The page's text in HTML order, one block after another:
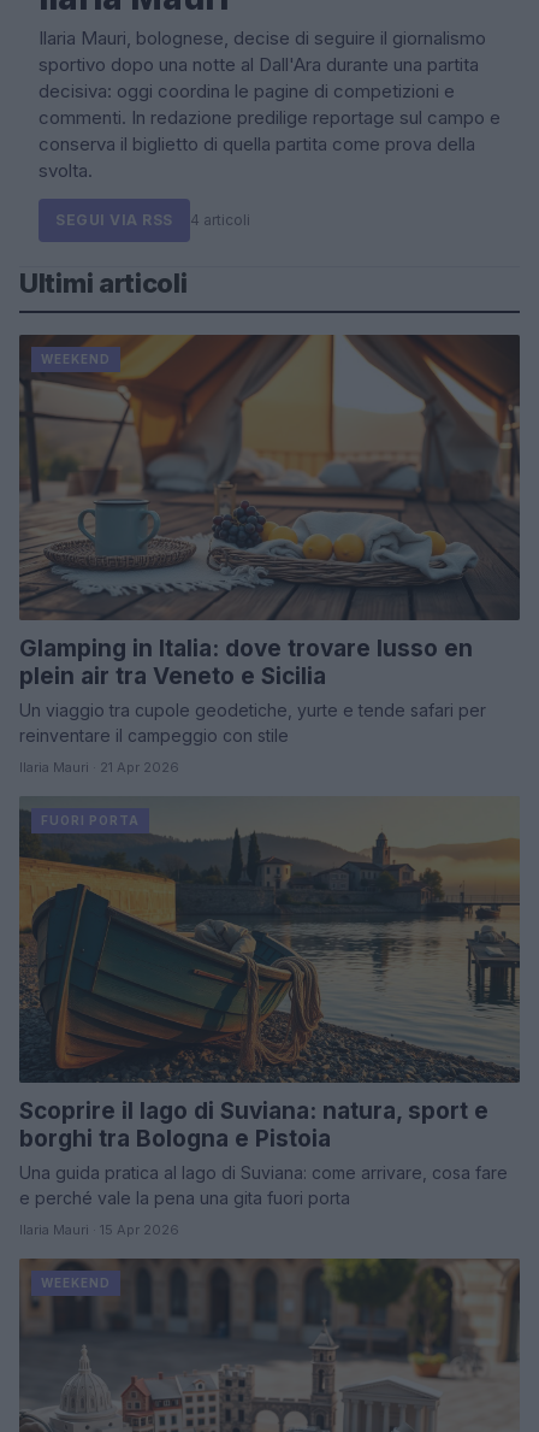
Ilaria Mauri, bolognese, decise di seguire il giornalismo
sportivo dopo una notte al Dall'Ara durante una partita
decisiva: oggi coordina le pagine di competizioni e
commenti. In redazione predilige reportage sul campo e
conserva il biglietto di quella partita come prova della
svolta.
SEGUI VIA RSS 4 articoli
Ultimi articoli
WEEKEND
Glamping in Italia: dove trovare lusso en
plein air tra Veneto e Sicilia
Un viaggio tra cupole geodetiche, yurte e tende safari per
reinventare il campeggio con stile
Ilaria Mauri · 21 Apr 2026
FUORI PORTA
Scoprire il lago di Suviana: natura, sport e
borghi tra Bologna e Pistoia
Una guida pratica al lago di Suviana: come arrivare, cosa fare
e perché vale la pena una gita fuori porta
Ilaria Mauri · 15 Apr 2026
WEEKEND